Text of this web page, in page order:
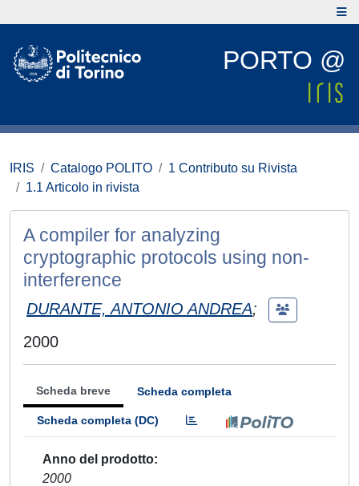
PORTO @
IRIS Catalogo POLITO
1 Contributo su Rivista
1.1 Articolo in rivista
A compiler for analyzing
cryptographic protocols using non-
interference
DURANTE, ANTONIO ANDREA;
2000
Scheda breve Scheda completa
Scheda completa (DC)
Anno del prodotto
2000